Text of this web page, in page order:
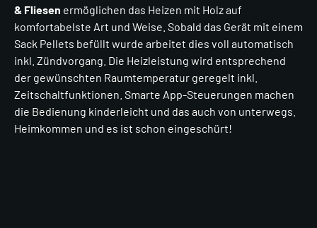
& Fliesen ermöglichen das Heizen mit Holz auf
komfortabelste Art und Weise. Sobald das Gerät mit einem
Sack Pellets befüllt wurde arbeitet dies voll automatisch
inkl. Zündvorgang. Die Heizleistung wird entsprechend
der gewünschten Raumtemperatur geregelt inkl.
Zeitschaltfunktionen. Smarte App-Steuerungen machen
die Bedienung kinderleicht und das auch von unterwegs.
Heimkommen und es ist schon eingeschürt!